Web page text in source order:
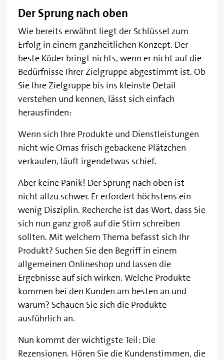
Der Sprung nach oben
Wie bereits erwähnt liegt der Schlüssel zum
Erfolg in einem ganzheitlichen Konzept. Der
beste Köder bringt nichts, wenn er nicht auf die
Bedürfnisse Ihrer Zielgruppe abgestimmt ist. Ob
Sie Ihre Zielgruppe bis ins kleinste Detail
verstehen und kennen, lässt sich einfach
herausfinden:
Wenn sich Ihre Produkte und Dienstleistungen
nicht wie Omas frisch gebackene Plätzchen
verkaufen, läuft irgendetwas schief.
Aber keine Panik! Der Sprung nach oben ist
nicht allzu schwer. Er erfordert höchstens ein
wenig Disziplin. Recherche ist das Wort, dass Sie
sich nun ganz groß auf die Stirn schreiben
sollten. Mit welchem Thema befasst sich Ihr
Produkt? Suchen Sie den Begriff in einem
allgemeinen Onlineshop und lassen die
Ergebnisse auf sich wirken. Welche Produkte
kommen bei den Kunden am besten an und
warum? Schauen Sie sich die Produkte
ausführlich an.
Nun kommt der wichtigste Teil: Die
Rezensionen. Hören Sie die Kundenstimmen, die